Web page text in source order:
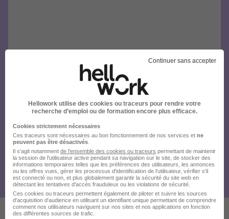
Continuer sans accepter
Hellowork utilise des cookies ou traceurs pour rendre votre
recherche d’emploi ou de formation encore plus efficace.
Cookies strictement nécessaires
Ces traceurs sont nécessaires au bon fonctionnement de nos services et ne
peuvent pas être désactivés
Il s'agit notamment de l'ensemble des cookies ou traceurs permettant de maintenir
la session de l'utilisateur active pendant sa navigation sur le site, de stocker des
informations temporaires telles que les préférences des utilisateurs, les annonces
ou les offres vues, gérer les processus d'identification de l'utilisateur, vérifier s'il
est connecté ou non, et plus globalement garantir la sécurité du site web en
détectant les tentatives d'accès frauduleux ou les violations de sécurité.
Ces cookies ou traceurs permettent également de piloter et suivre les sources
d'acquisition d'audience en utilisant un identifiant unique permettant de comprendre
comment nos utilisateurs naviguent sur nos sites et nos applications en fonction
des différentes sources de trafic.